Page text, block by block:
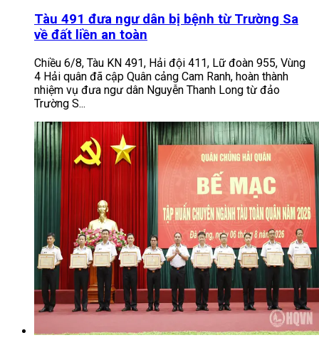
Tàu 491 đưa ngư dân bị bệnh từ Trường Sa
về đất liền an toàn
Chiều 6/8, Tàu KN 491, Hải đội 411, Lữ đoàn 955, Vùng
4 Hải quân đã cập Quân cảng Cam Ranh, hoàn thành
nhiệm vụ đưa ngư dân Nguyễn Thanh Long từ đảo
Trường S...